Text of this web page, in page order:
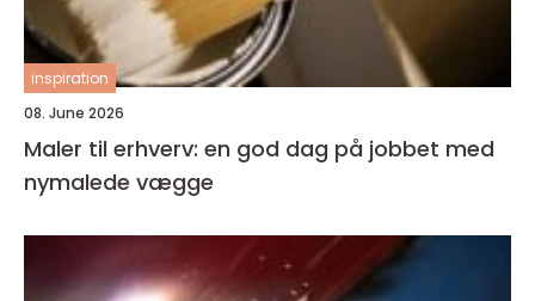
inspiration
08. June 2026
Maler til erhverv: en god dag på jobbet med
nymalede vægge